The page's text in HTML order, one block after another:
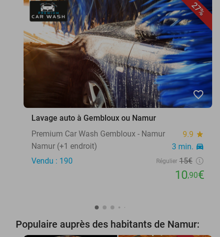
27%
favorite_border
Lavage auto à Gembloux ou Namur
Premium Car Wash Gembloux - Namur
9.9 star
Namur (+1 endroit) 3 min. directions_car
Vendu : 190 Régulier 15€
10,90€
Populaire auprès des habitants de Namur: